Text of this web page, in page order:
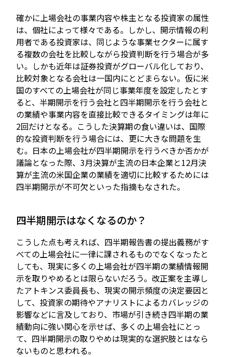
確かに上場会社の事業内容や株主となる投資家の属性
は、個社によって様々である。しかし、開示情報の利
用者である投資家は、同じような事業セクターに属す
る複数の会社を比較しながら投資判断を行う場合が多
い。しかも近年は証券投資がグローバル化しており、
比較対象となる会社は一国内にとどまらない。仮に米
国のすべての上場会社が同じ事業年度を設定したとす
ると、半期開示を行う会社と四半期開示を行う会社と
の業績や事業内容を直接比較できるタイミングは年に
2回だけとなる。こうした決算期の食い違いは、国際
的な投資判断を行う場合には、更に大きな問題を生
む。日本の上場会社が四半期開示を行うべきか否かが
議論となった際、3月決算が主流の日本企業と12月決
算が主流の米国企業の業績を適切に比較するためには
四半期開示が不可欠といった指摘もなされた。
四半期開示はなくなるのか？
こうした点も考えれば、四半期報告書の提出義務がす
べての上場会社に一律に課されるものでなくなったと
しても、現実に多くの上場会社が四半期の業績情報開
示を取りやめるとは限らないだろう。改正案を主導し
たアトキンス委員長も、現実の開示頻度の決定要因と
して、投資家の期待やアナリストによるカバレッジの
影響などに言及しており、市場が引き続き四半期の業
績動向に強い関心を示せば、多くの上場会社にとっ
て、四半期開示の取りやめは現実的な選択肢とはなら
ないものと思われる。